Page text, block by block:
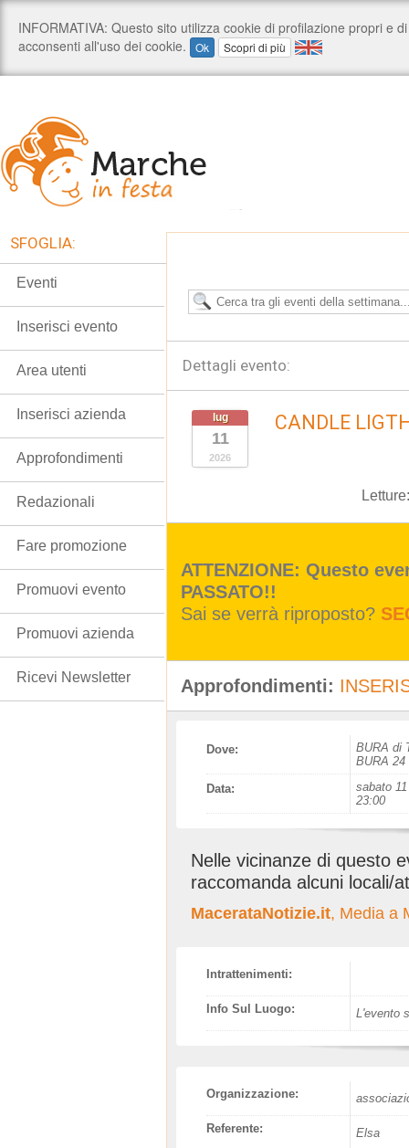
Dettagli evento:
lug
11
2026
CANDLE
ATTENZIONE: Questo
PASSATO!!
Sai se verrà riproposto?
Approfondimenti:
Dove:
BURA di
BURA 24
Data:
sabato
23:00
Nelle vicinanze di questo
raccomanda alcuni locali/
MacerataNotizie.it, Media a
Intrattenimenti:
Info Sul Luogo: L'evento
Organizzazione:
Referente: Elsa
SFOGLIA:
Eventi
Inserisci evento
Area utenti
Inserisci azienda
Approfondimenti
Redazionali
Fare promozione
Promuovi evento
Promuovi azienda
Ricevi Newsletter